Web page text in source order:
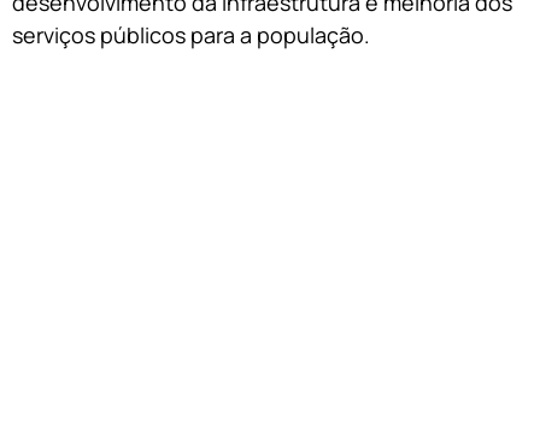
serviços públicos para a população.